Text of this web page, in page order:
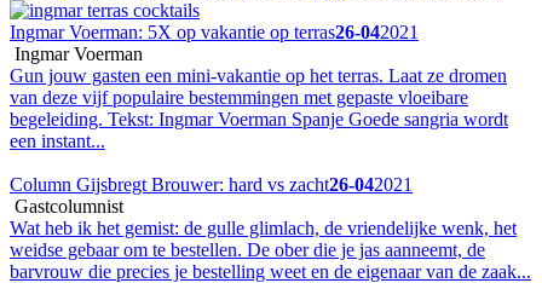
Ingmar Voerman: 5X op vakantie op terras26-042021
Ingmar Voerman
Gun jouw gasten een mini-vakantie op het terras. Laat ze dromen
van deze vijf populaire bestemmingen met gepaste vloeibare
begeleiding. Tekst: Ingmar Voerman Spanje Goede sangria wordt
een instant...
Column Gijsbregt Brouwer: hard vs zacht26-042021
Gastcolumnist
Wat heb ik het gemist: de gulle glimlach, de vriendelijke wenk, het
weidse gebaar om te bestellen. De ober die je jas aanneemt, de
barvrouw die precies je bestelling weet en de eigenaar van de zaak...